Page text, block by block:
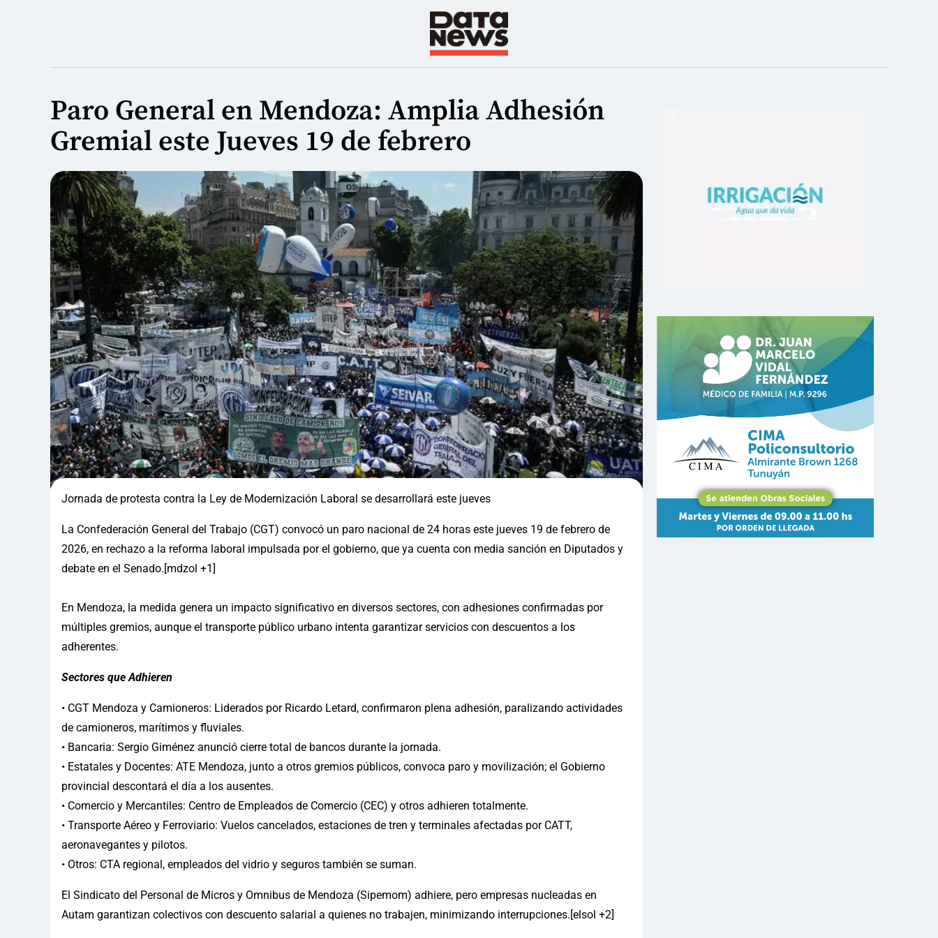
Paro General en Mendoza: Amplia Adhesión
Gremial este Jueves 19 de febrero
Jornada de protesta contra la Ley de Modernización Laboral se desarrollará este jueves
La Confederación General del Trabajo (CGT) convocó un paro nacional de 24 horas este jueves 19 de febrero de
2026, en rechazo a la reforma laboral impulsada por el gobierno, que ya cuenta con media sanción en Diputados y
debate en el Senado.[mdzol +1]
En Mendoza, la medida genera un impacto significativo en diversos sectores, con adhesiones confirmadas por
múltiples gremios, aunque el transporte público urbano intenta garantizar servicios con descuentos a los
adherentes.
Sectores que Adhieren
• CGT Mendoza y Camioneros: Liderados por Ricardo Letard, confirmaron plena adhesión, paralizando actividades
de camioneros, marítimos y fluviales.
• Bancaria: Sergio Giménez anunció cierre total de bancos durante la jornada.
• Estatales y Docentes: ATE Mendoza, junto a otros gremios públicos, convoca paro y movilización; el Gobierno
provincial descontará el día a los ausentes.
• Comercio y Mercantiles: Centro de Empleados de Comercio (CEC) y otros adhieren totalmente.
• Transporte Aéreo y Ferroviario: Vuelos cancelados, estaciones de tren y terminales afectadas por CATT,
aeronavegantes y pilotos.
• Otros: CTA regional, empleados del vidrio y seguros también se suman.
El Sindicato del Personal de Micros y Omnibus de Mendoza (Sipemom) adhiere, pero empresas nucleadas en
Autam garantizan colectivos con descuento salarial a quienes no trabajen, minimizando interrupciones.[elsol +2]